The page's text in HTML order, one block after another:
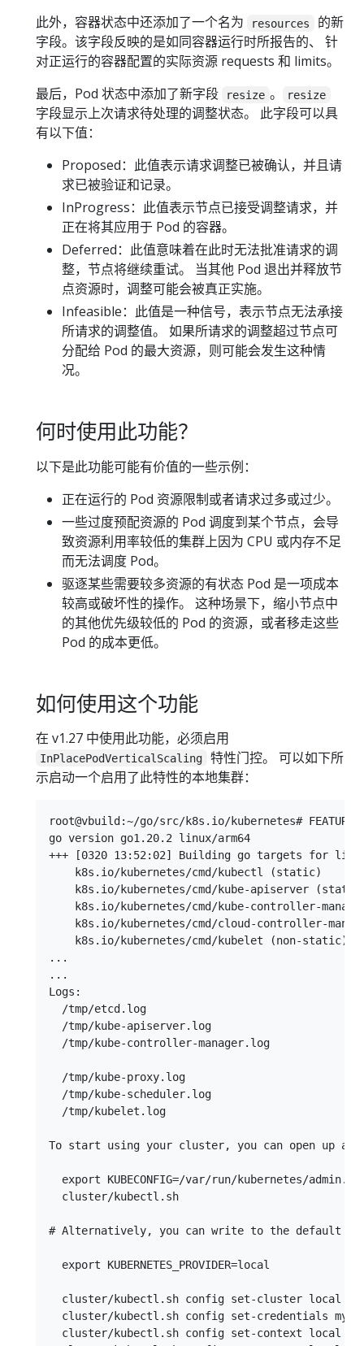
此外，容器状态中还添加了一个名为
resources
的新
字段。该字段反映的是如同容器运行时所报告的、 针
对正运行的容器配置的实际资源 requests 和 limits。
最后，Pod 状态中添加了新字段
resize 。 resize
字段显示上次请求待处理的调整状态。 此字段可以具
有以下值：
Proposed：此值表示请求调整已被确认，并且请
求已被验证和记录。
InProgress：此值表示节点已接受调整请求，并
正在将其应用于 Pod 的容器。
Deferred：此值意味着在此时无法批准请求的调
整，节点将继续重试。 当其他 Pod 退出并释放节
点资源时，调整可能会被真正实施。
Infeasible：此值是一种信号，表示节点无法承接
所请求的调整值。 如果所请求的调整超过节点可
分配给 Pod 的最大资源，则可能会发生这种情
况。
何时使用此功能？
以下是此功能可能有价值的一些示例：
正在运行的 Pod 资源限制或者请求过多或过少。
一些过度预配资源的 Pod 调度到某个节点，会导
致资源利用率较低的集群上因为 CPU 或内存不足
而无法调度 Pod。
驱逐某些需要较多资源的有状态 Pod 是一项成本
较高或破坏性的操作。 这种场景下，缩小节点中
的其他优先级较低的 Pod 的资源，或者移走这些
Pod 的成本更低。
如何使用这个功能
在 v1.27 中使用此功能，必须启用
InPlacePodVerticalScaling
特性门控。 可以如下所
示启动一个启用了此特性的本地集群：
root@vbuild:~/go/src/k8s.io/kubernetes#
go version go1.20.2 linux/arm64
+++ [0320 13:52:02] Building go targets for
    k8s.io/kubernetes/cmd/kubectl (static)
k8s.io/kubernetes/cmd/kube-apiserver
k8s.io/kubernetes/cmd/kube-controller-
k8s.io/kubernetes/cmd/cloud-controller-
    k8s.io/kubernetes/cmd/kubelet (non-static)
...
...
Logs:
  /tmp/etcd.log
  /tmp/kube-apiserver.log
  /tmp/kube-controller-manager.log
  /tmp/kube-proxy.log
  /tmp/kube-scheduler.log
  /tmp/kubelet.log
To start using your cluster, you can open up
export KUBECONFIG=/var/run/kubernetes/
  cluster/kubectl.sh
# Alternatively, you can write to the default
  export KUBERNETES_PROVIDER=local
cluster/kubectl.sh config set-cluster local
cluster/kubectl.sh config set-credentials
cluster/kubectl.sh config set-context local